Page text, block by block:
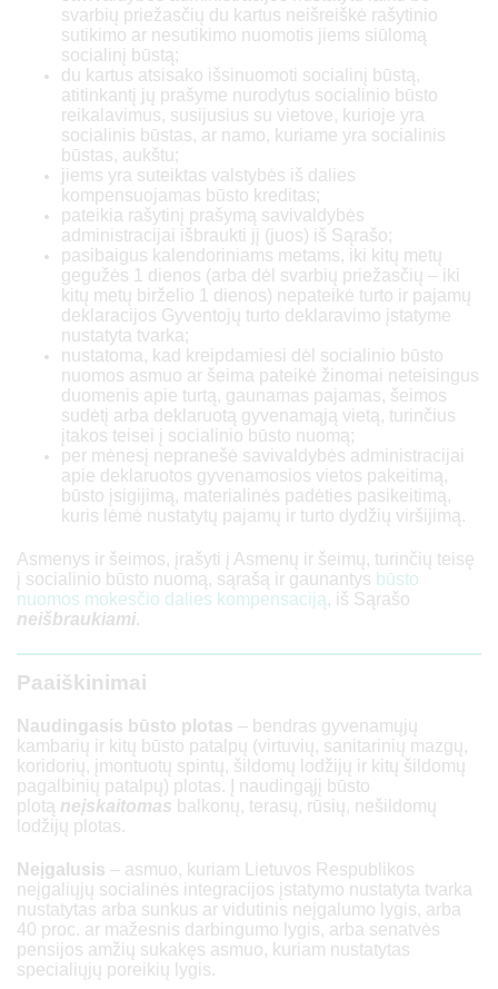
99 000
6
27 456
79 200
37 066
106 920
41 184
118 800
7
32 032
92 400
43 243
124 740
138 600
8
36 608
105 600
49 421
svarbių priežasčių du kartus neišreiškė rašytinio
sutikimo ar nesutikimo nuomotis jiems siūlomą
socialinį būstą;
du kartus atsisako išsinuomoti socialinį būstą,
atitinkantį jų prašyme nurodytus socialinio būsto
reikalavimus, susijusius su vietove, kurioje yra
socialinis būstas, ar namo, kuriame yra socialinis
būstas, aukštu;
jiems yra suteiktas valstybės iš dalies
kompensuojamas būsto kreditas;
pateikia rašytinį prašymą savivaldybės
administracijai išbraukti jį (juos) iš Sąrašo;
pasibaigus kalendoriniams metams, iki kitų metų
gegužės 1 dienos (arba dėl svarbių priežasčių – iki
kitų metų birželio 1 dienos) nepateikė turto ir pajamų
deklaracijos Gyventojų turto deklaravimo įstatyme
nustatyta tvarka;
nustatoma, kad kreipdamiesi dėl socialinio būsto
nuomos asmuo ar šeima pateikė žinomai neteisingus
duomenis apie turtą, gaunamas pajamas, šeimos
sudėtį arba deklaruotą gyvenamąją vietą, turinčius
įtakos teisei į socialinio būsto nuomą;
per mėnesį nepranešė savivaldybės administracijai
apie deklaruotos gyvenamosios vietos pakeitimą,
būsto įsigijimą, materialinės padėties pasikeitimą,
kuris lėmė nustatytų pajamų ir turto dydžių viršijimą.
Asmenys ir šeimos, įrašyti į Asmenų ir šeimų, turinčių teisę
į socialinio būsto nuomą, sąrašą ir gaunantys būsto
nuomos mokesčio dalies kompensaciją, iš Sąrašo
neišbraukiami.
Paaiškinimai
Naudingasis būsto plotas – bendras gyvenamųjų
kambarių ir kitų būsto patalpų (virtuvių, sanitarinių mazgų,
koridorių, įmontuotų spintų, šildomų lodžijų ir kitų šildomų
pagalbinių patalpų) plotas. Į naudingąjį būsto
plotą neįskaitomas balkonų, terasų, rūsių, nešildomų
lodžijų plotas.
Neįgalusis – asmuo, kuriam Lietuvos Respublikos
neįgaliųjų socialinės integracijos įstatymo nustatyta tvarka
nustatytas arba sunkus ar vidutinis neįgalumo lygis, arba
40 proc. ar mažesnis darbingumo lygis, arba senatvės
pensijos amžių sukakęs asmuo, kuriam nustatytas
specialiųjų poreikių lygis.